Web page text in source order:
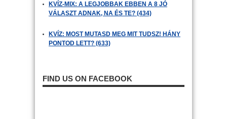
KVÍZ-MIX: A LEGJOBBAK EBBEN A 8 JÓ
VÁLASZT ADNAK, NA ÉS TE? (434)
KVÍZ: MOST MUTASD MEG MIT TUDSZ! HÁNY
PONTOD LETT? (633)
FIND US ON FACEBOOK